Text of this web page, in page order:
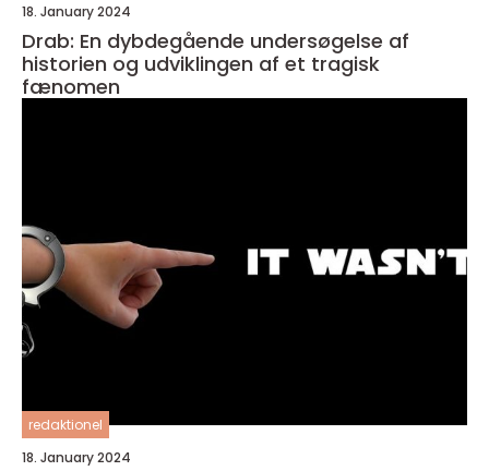
18. January 2024
Drab: En dybdegående undersøgelse af
historien og udviklingen af et tragisk
fænomen
redaktionel
18. January 2024